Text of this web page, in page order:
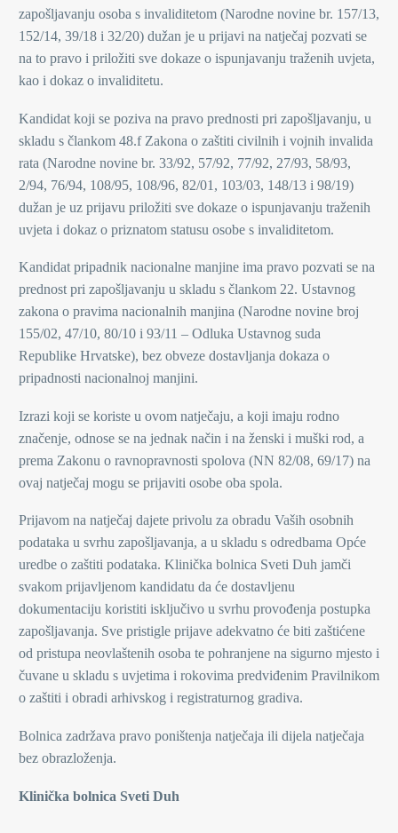
zapošljavanju osoba s invaliditetom (Narodne novine br. 157/13,
152/14, 39/18 i 32/20) dužan je u prijavi na natječaj pozvati se
na to pravo i priložiti sve dokaze o ispunjavanju traženih uvjeta,
kao i dokaz o invaliditetu.
Kandidat koji se poziva na pravo prednosti pri zapošljavanju, u
skladu s člankom 48.f Zakona o zaštiti civilnih i vojnih invalida
rata (Narodne novine br. 33/92, 57/92, 77/92, 27/93, 58/93,
2/94, 76/94, 108/95, 108/96, 82/01, 103/03, 148/13 i 98/19)
dužan je uz prijavu priložiti sve dokaze o ispunjavanju traženih
uvjeta i dokaz o priznatom statusu osobe s invaliditetom.
Kandidat pripadnik nacionalne manjine ima pravo pozvati se na
prednost pri zapošljavanju u skladu s člankom 22. Ustavnog
zakona o pravima nacionalnih manjina (Narodne novine broj
155/02, 47/10, 80/10 i 93/11 – Odluka Ustavnog suda
Republike Hrvatske), bez obveze dostavljanja dokaza o
pripadnosti nacionalnoj manjini.
Izrazi koji se koriste u ovom natječaju, a koji imaju rodno
značenje, odnose se na jednak način i na ženski i muški rod, a
prema Zakonu o ravnopravnosti spolova (NN 82/08, 69/17) na
ovaj natječaj mogu se prijaviti osobe oba spola.
Prijavom na natječaj dajete privolu za obradu Vaših osobnih
podataka u svrhu zapošljavanja, a u skladu s odredbama Opće
uredbe o zaštiti podataka. Klinička bolnica Sveti Duh jamči
svakom prijavljenom kandidatu da će dostavljenu
dokumentaciju koristiti isključivo u svrhu provođenja postupka
zapošljavanja. Sve pristigle prijave adekvatno će biti zaštićene
od pristupa neovlaštenih osoba te pohranjene na sigurno mjesto i
čuvane u skladu s uvjetima i rokovima predviđenim Pravilnikom
o zaštiti i obradi arhivskog i registraturnog gradiva.
Bolnica zadržava pravo poništenja natječaja ili dijela natječaja
bez obrazloženja.
Klinička bolnica Sveti Duh